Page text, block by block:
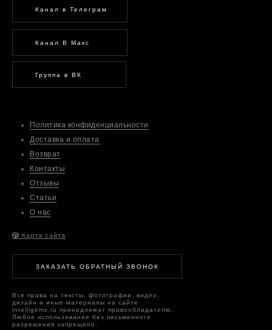
ЗАКАЗАТЬ ОБРАТНЫЙ ЗВОНОК
Все права на тексты, фотографии, видео,
дизайн и иные материалы на сайте
intelligems.ru принадлежат правообладателю.
Любое использование без письменного
разрешения запрещено.
Политика конфиденциальности
Доставка и оплата
Возврат
Контакты
Отзывы
Статьи
О нас
Канал В Макс
Группа в ВК
Канал в Телеграм
🎲 Карта сайта